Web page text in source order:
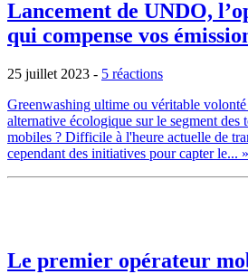
Lancement de UNDO,
qui compense vos
25 juillet 2023 - 5 réactions
Greenwashing ultime ou véritable
alternative écologique sur le segment des
mobiles ? Difficile à l'heure actuelle de
cependant des initiatives pour capter le...
Le premier opérateur